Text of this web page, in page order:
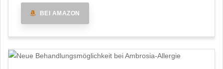
BEI AMAZON